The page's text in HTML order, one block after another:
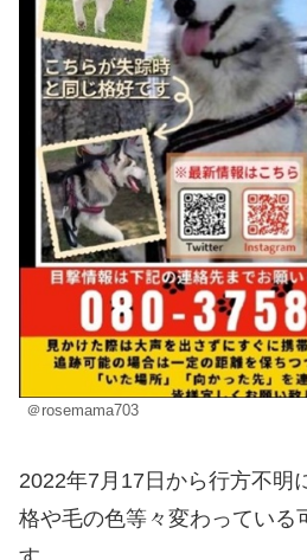
＠rosemama703
2022年7月17日から行方不明
格や毛の色等々変わっている